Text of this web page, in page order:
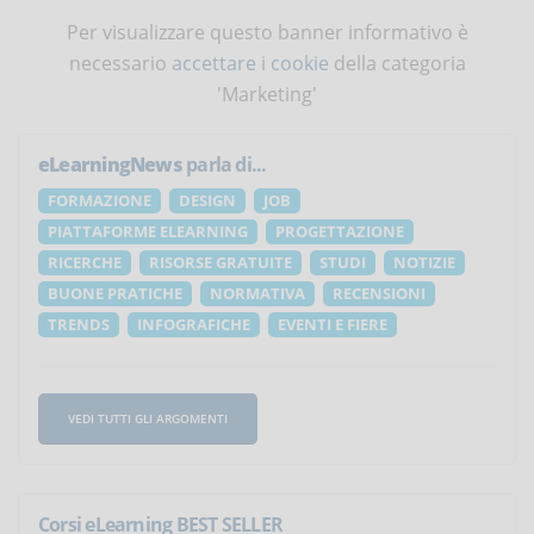
Per visualizzare questo banner informativo è
necessario accettare i cookie della categoria
'Marketing'
eLearningNewsparla di...
FORMAZIONE DESIGN
JOB
PIATTAFORME ELEARNING
PROGETTAZIONE
RICERCHE
RISORSE GRATUITE STUDI
NOTIZIE
BUONE PRATICHE
NORMATIVA
RECENSIONI
TRENDS
INFOGRAFICHE EVENTI E FIERE
VEDI TUTTI GLI ARGOMENTI
Corsi eLearning BEST SELLER